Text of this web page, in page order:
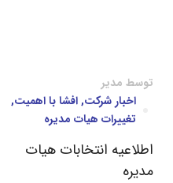
توسط مدیر
اخبار شرکت,افشا با اهمیت,
تغییرات هیات مدیره
اطلاعیه انتخابات هیات
مدیره